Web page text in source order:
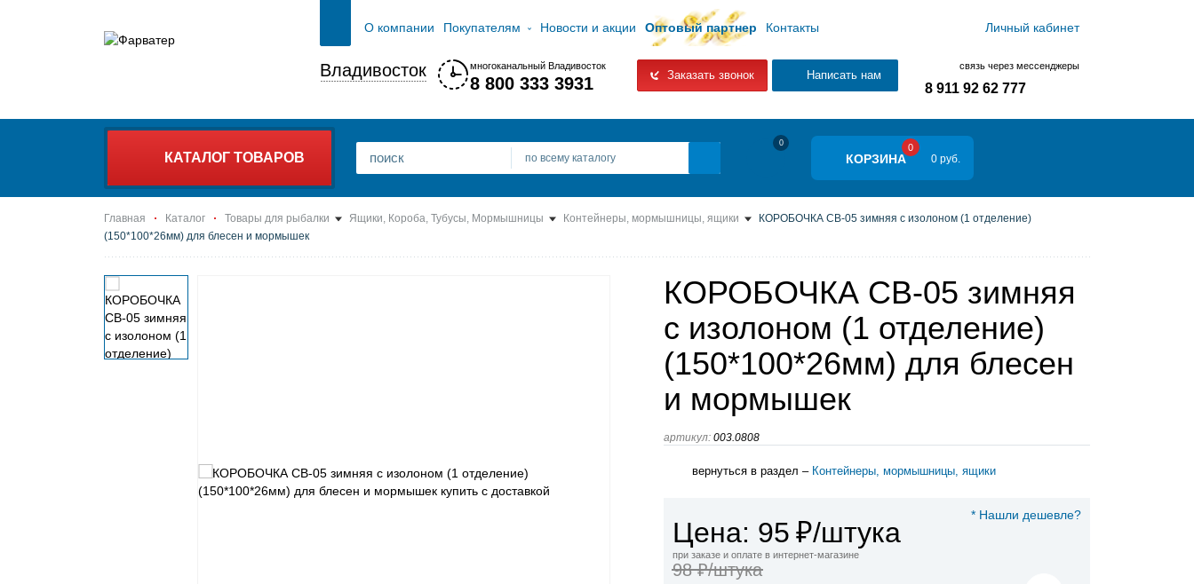
О компании Покупателям Новости и акции Оптовый партнер Контакты Личный кабинет
Владивосток многоканальный Владивосток
8 800 333 3931 Заказать звонок Написать нам
связь через мессенджеры
8 911 92 62 777
КАТАЛОГ ТОВАРОВ по всему каталогу
0
КОРЗИНА
0
0 руб.
Главная Каталог Товары для рыбалки Ящики, Короба, Тубусы, Мормышницы Контейнеры, мормышницы, ящики
КОРОБОЧКА СВ-05 зимняя с изолоном (1 отделение)
(150*100*26мм) для блесен и мормышек
КОРОБОЧКА СВ-05 зимняя
с изолоном (1 отделение)
(150*100*26мм) для блесен
и мормышек
артикул: 003.0808
вернуться в раздел – Контейнеры, мормышницы, ящики
* Нашли дешевле?
Цена: 95 ₽/штука
при заказе и оплате в интернет-магазине
98 ₽/штука